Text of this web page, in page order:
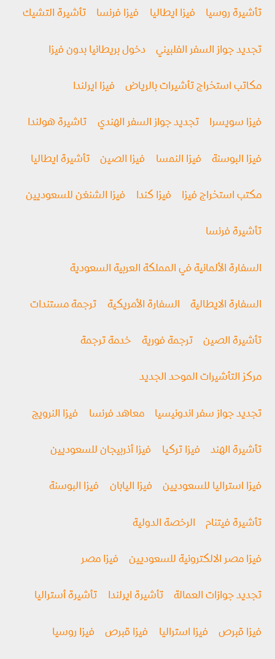
تأشيرة روسيا فیزا ايطاليا فيزا فرنسا تأشيرة التشيك
تجديد جواز السفر الفلبيني دخول بريطانيا بدون فيزا
مكاتب استخراج تأشيرات بالرياض فيزا ايرلندا
فيزا سويسرا تجديد جواز السفر الهندي تاشيرة هولندا
فيزا البوسنة فيزا النمسا فيزا الصين تأشيرة ايطاليا
مكتب استخراج فيزا فيزا كندا فيزا الشنغن للسعوديين
تأشيرة فرنسا
السفارة الألمانية في المملكة العربية السعودية
السفارة الايطالية السفارة الأمريكية ترجمة مستندات
تأشيرة الصين ترجمة فورية خدمة ترجمة
مركز التأشيرات الموحد الجديد
تجديد جواز سفر اندونيسيا معاهد فرنسا فيزا النرويج
تأشيرة الهند فيزا تركيا فيزا أذربيجان للسعوديين
فيزا استراليا للسعوديين فيزا اليابان فيزا البوسنة
تأشيرة فيتنام الرخصة الدولية
فيزا مصر الالكترونية للسعوديين فيزا مصر
تجديد جوازات العمالة تأشيرة ايرلندا تأشيرة أستراليا
فيزا قبرص فيزا استراليا فيزا قبرص فيزا روسيا